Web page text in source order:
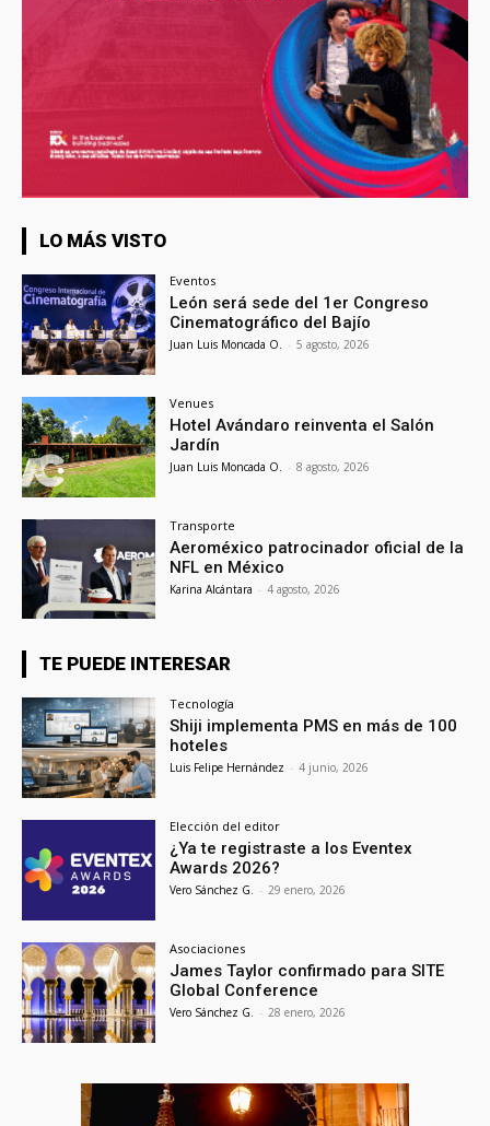
LO MÁS VISTO
Eventos
León será sede del 1er Congreso
Cinematográfico del Bajío
Juan Luis Moncada O. - 5 agosto, 2026
Venues
Hotel Avándaro reinventa el Salón
Jardín
Juan Luis Moncada O. - 8 agosto, 2026
Transporte
Aeroméxico patrocinador oficial de la
NFL en México
Karina Alcántara - 4 agosto, 2026
TE PUEDE INTERESAR
Tecnología
Shiji implementa PMS en más de 100
hoteles
Luis Felipe Hernández - 4 junio, 2026
Elección del editor
¿Ya te registraste a los Eventex
Awards 2026?
Vero Sánchez G. - 29 enero, 2026
Asociaciones
James Taylor confirmado para SITE
Global Conference
Vero Sánchez G. - 28 enero, 2026